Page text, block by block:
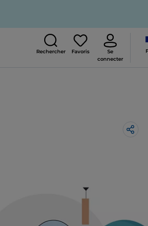
Rechercher Favoris
Se
connecter